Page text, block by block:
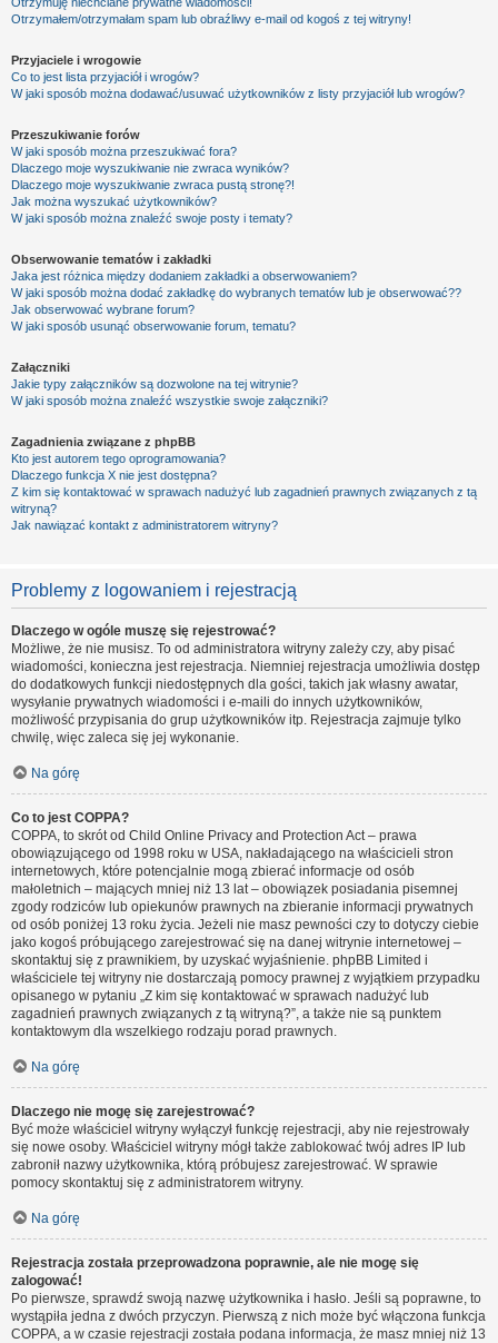
Otrzymałem/otrzymałam spam lub obraźliwy e-mail od kogoś z tej witryny!
Przyjaciele i wrogowie
Co to jest lista przyjaciół i wrogów?
W jaki sposób można dodawać/usuwać użytkowników z listy przyjaciół lub wrogów?
Przeszukiwanie forów
W jaki sposób można przeszukiwać fora?
Dlaczego moje wyszukiwanie nie zwraca wyników?
Dlaczego moje wyszukiwanie zwraca pustą stronę?!
Jak można wyszukać użytkowników?
W jaki sposób można znaleźć swoje posty i tematy?
Obserwowanie tematów i zakładki
Jaka jest różnica między dodaniem zakładki a obserwowaniem?
W jaki sposób można dodać zakładkę do wybranych tematów lub je obserwować??
Jak obserwować wybrane forum?
W jaki sposób usunąć obserwowanie forum, tematu?
Załączniki
Jakie typy załączników są dozwolone na tej witrynie?
W jaki sposób można znaleźć wszystkie swoje załączniki?
Zagadnienia związane z phpBB
Kto jest autorem tego oprogramowania?
Dlaczego funkcja X nie jest dostępna?
Z kim się kontaktować w sprawach nadużyć lub zagadnień prawnych związanych z tą
witryną?
Jak nawiązać kontakt z administratorem witryny?
Problemy z logowaniem i rejestracją
Dlaczego w ogóle muszę się rejestrować?
Możliwe, że nie musisz. To od administratora witryny zależy czy, aby pisać
wiadomości, konieczna jest rejestracja. Niemniej rejestracja umożliwia dostęp
do dodatkowych funkcji niedostępnych dla gości, takich jak własny awatar,
wysyłanie prywatnych wiadomości i e-maili do innych użytkowników,
możliwość przypisania do grup użytkowników itp. Rejestracja zajmuje tylko
chwilę, więc zaleca się jej wykonanie.
Na górę
Co to jest COPPA?
COPPA, to skrót od Child Online Privacy and Protection Act – prawa
obowiązującego od 1998 roku w USA, nakładającego na właścicieli stron
internetowych, które potencjalnie mogą zbierać informacje od osób
małoletnich – mających mniej niż 13 lat – obowiązek posiadania pisemnej
zgody rodziców lub opiekunów prawnych na zbieranie informacji prywatnych
od osób poniżej 13 roku życia. Jeżeli nie masz pewności czy to dotyczy ciebie
jako kogoś próbującego zarejestrować się na danej witrynie internetowej –
skontaktuj się z prawnikiem, by uzyskać wyjaśnienie. phpBB Limited i
właściciele tej witryny nie dostarczają pomocy prawnej z wyjątkiem przypadku
opisanego w pytaniu „Z kim się kontaktować w sprawach nadużyć lub
zagadnień prawnych związanych z tą witryną?”, a także nie są punktem
kontaktowym dla wszelkiego rodzaju porad prawnych.
Na górę
Dlaczego nie mogę się zarejestrować?
Być może właściciel witryny wyłączył funkcję rejestracji, aby nie rejestrowały
się nowe osoby. Właściciel witryny mógł także zablokować twój adres IP lub
zabronił nazwy użytkownika, którą próbujesz zarejestrować. W sprawie
pomocy skontaktuj się z administratorem witryny.
Na górę
Rejestracja została przeprowadzona poprawnie, ale nie mogę się
zalogować!
Po pierwsze, sprawdź swoją nazwę użytkownika i hasło. Jeśli są poprawne, to
wystąpiła jedna z dwóch przyczyn. Pierwszą z nich może być włączona funkcja
COPPA, a w czasie rejestracji została podana informacja, że masz mniej niż 13